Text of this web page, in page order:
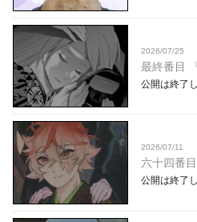
2026/07/25
最終番目
公開は終了
2026/07/11
六十四番
公開は終了